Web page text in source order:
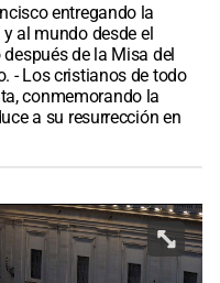
entregando la
al mundo desde el
de la Misa del
- Los cristianos de todo
conmemorando la
a su resurrección en